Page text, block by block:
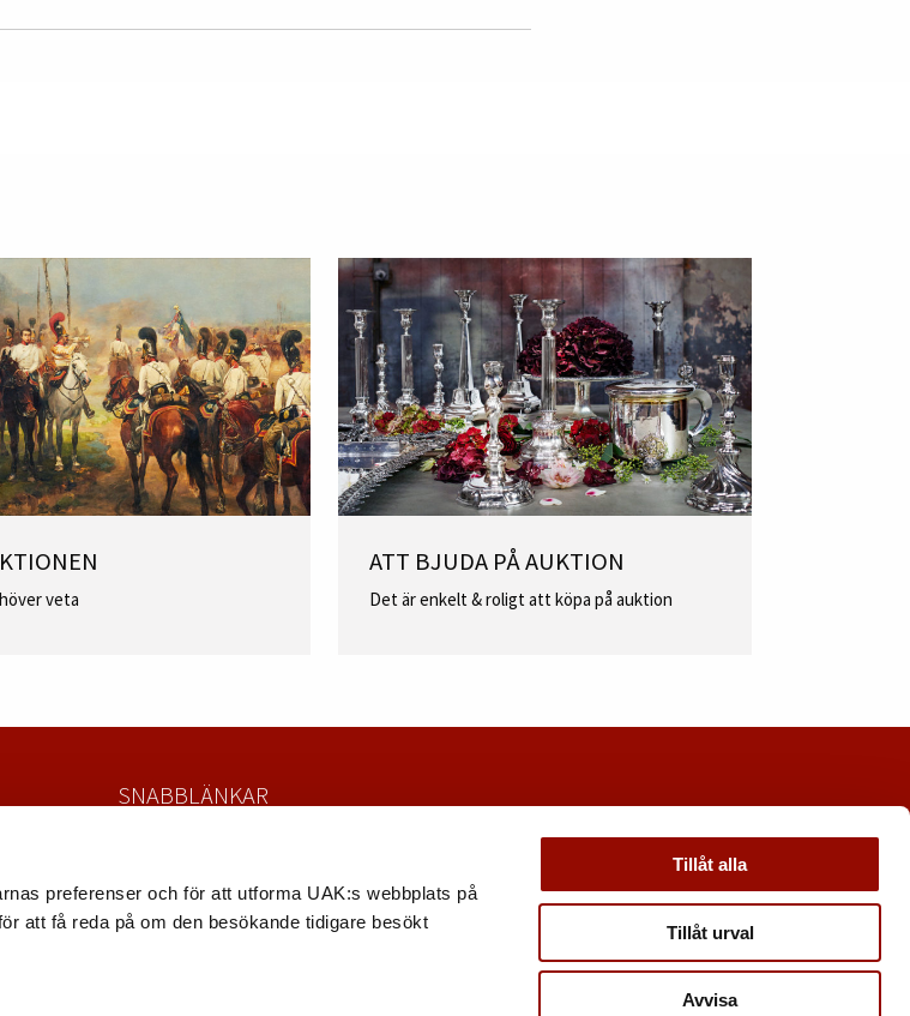
preferenser och för att utforma UAK:s webbplats på
att få reda på om den besökande tidigare besökt
Tillåt alla
Tillåt urval
Avvisa
veta
ATT BJUDA PÅ AUKTION
Det är enkelt & roligt att köpa på auktion
SNABBLÄNKAR
Nyhetsbrev
Fullständiga villkor